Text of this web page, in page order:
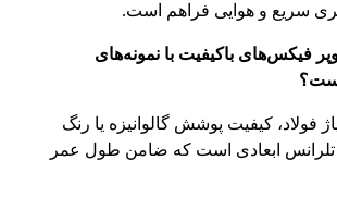
سریع و هوایی فراهم است.
فیکس‌های باکیفیت با نمونه‌های
فولاد، کیفیت پوشش گالوانیزه یا رنگ
تلرانس ابعادی است که ضامن طول عمر